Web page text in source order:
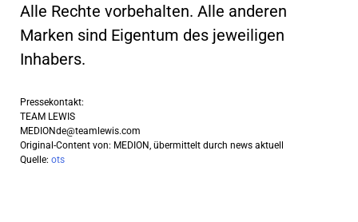
Alle Rechte vorbehalten. Alle anderen
Marken sind Eigentum des jeweiligen
Inhabers.
Pressekontakt:
TEAM LEWIS
MEDIONde@teamlewis.com
Original-Content von: MEDION, übermittelt durch news aktuell
Quelle: ots